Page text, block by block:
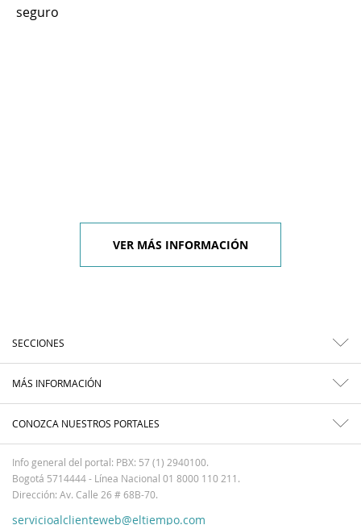
seguro
VER MÁS INFORMACIÓN
SECCIONES
MÁS INFORMACIÓN
CONOZCA NUESTROS PORTALES
Info general del portal: PBX: 57 (1) 2940100.
Bogotá 5714444 - Línea Nacional 01 8000 110 211.
Dirección: Av. Calle 26 # 68B-70.
servicioalclienteweb@eltiempo.com